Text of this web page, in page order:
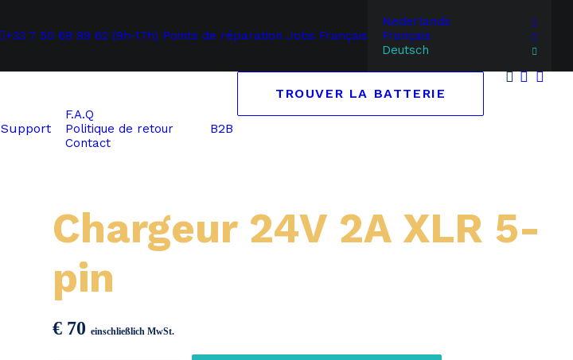
+33 7 50 69 99 62 (9h-17h) Points de réparation Jobs Français
Nederlands
Français
Deutsch
Support
F.A.Q
Politique de retour
Contact
B2B
TROUVER LA BATTERIE
Chargeur 24V 2A XLR 5-
pin
€ 70 einschließlich MwSt.